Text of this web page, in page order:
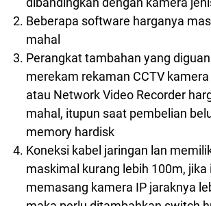
Beberapa software harganya
mahal
Perangkat tambahan yang
merekam rekaman CCTV kamera
atau Network Video Recorder
mahal, itupun saat pembelian
memory hardisk
Koneksi kabel jaringan lan
maskimal kurang lebih 100m, jika
memasang kamera IP jaraknya